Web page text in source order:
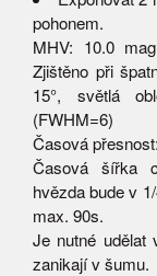
pohonem.
MHV: 10.0
Zjištěno při
15°, světlá
(FWHM=6)
Časová
Časová šířka
hvězda bude v
max. 90s.
Je nutné udělat
zanikají v šumu.